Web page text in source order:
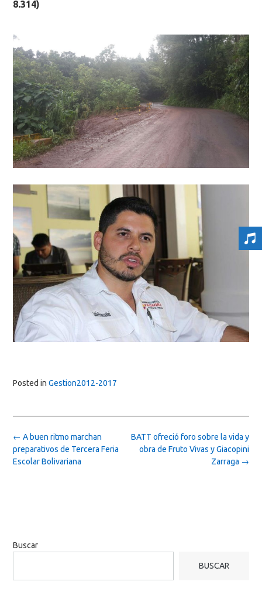
8.314)
Posted in Gestion2012-2017
Post
navigation
BATT ofreció foro sobre la vida y
obra de Fruto Vivas y Giacopini
Zarraga →
← A buen ritmo marchan
preparativos de Tercera Feria
Escolar Bolivariana
Buscar
BUSCAR